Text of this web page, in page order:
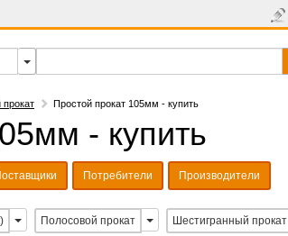
прокат Простой прокат 105мм - купить
- купить
Потребители Производители
Полосовой прокат Шестигранный прокат